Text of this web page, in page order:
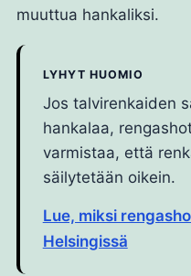
muuttua hankaliksi.
LYHYT HUOMIO
Jos talvirenkaiden
hankalaa,
varmistaa, että
säilytetään oikein.
Lue, miksi
Helsingissä